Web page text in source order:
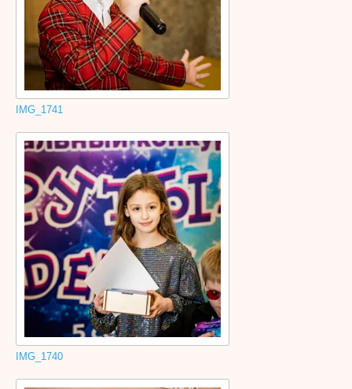
IMG_1741
IMG_1740